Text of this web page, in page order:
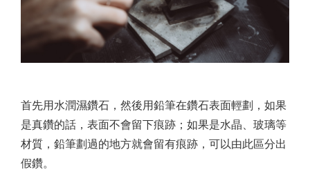
首先用水潤濕鑽石，然後用鉛筆在鑽石表面輕劃，如果
是真鑽的話，表面不會留下痕跡；如果是水晶、玻璃等
材質，鉛筆劃過的地方就會留有痕跡，可以由此區分出
假鑽。